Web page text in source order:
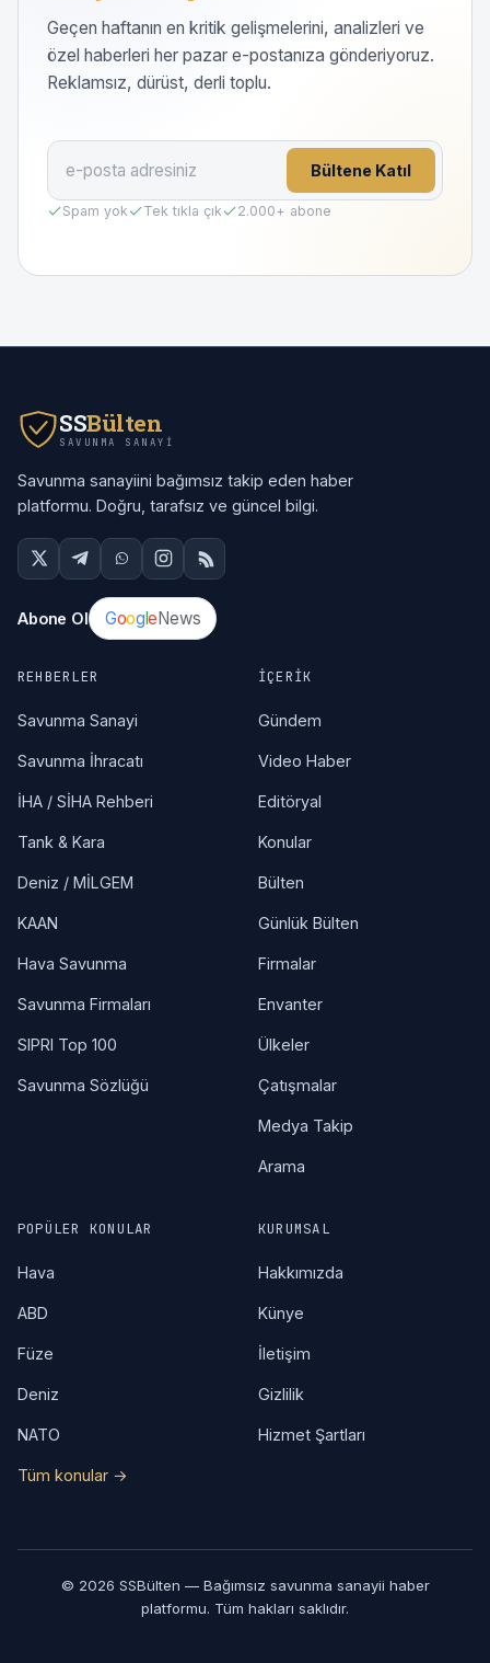
Geçen haftanın en kritik gelişmelerini, analizleri ve
özel haberleri her pazar e-postanıza gönderiyoruz.
Reklamsız, dürüst, derli toplu.
Bültene Katıl
Spam yok Tek tıkla çık 2.000+ abone
SSBülten
SAVUNMA SANAYI
Savunma sanayiini bağımsız takip eden haber
platformu. Doğru, tarafsız ve güncel bilgi.
Abone Ol GoogleNews
REHBERLER
Savunma Sanayi
Savunma İhracatı
İHA / SİHA Rehberi
Tank & Kara
Deniz / MİLGEM
KAAN
Hava Savunma
Savunma Firmaları
SIPRI Top 100
Savunma Sözlüğü
İÇERIK
Gündem
Video Haber
Editöryal
Konular
Bülten
Günlük Bülten
Firmalar
Envanter
Ülkeler
Çatışmalar
Medya Takip
Arama
POPÜLER KONULAR
Hava
ABD
Füze
Deniz
NATO
Tüm konular →
KURUMSAL
Hakkımızda
Künye
İletişim
Gizlilik
Hizmet Şartları
© 2026 SSBülten — Bağımsız savunma sanayii haber
platformu. Tüm hakları saklıdır.